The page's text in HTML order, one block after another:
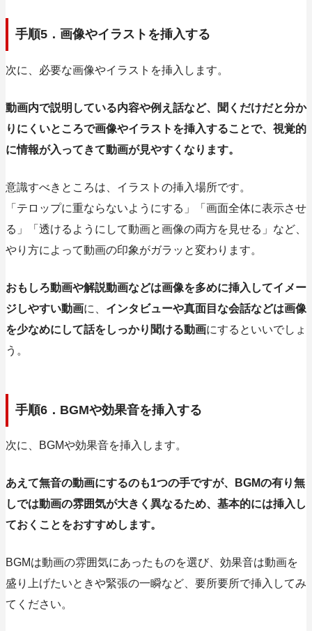
手順5．画像やイラストを挿入する
次に、必要な画像やイラストを挿入します。
動画内で説明している内容や例え話など、
聞くだけだと分か
りにくいところで画像やイラストを挿入することで、視覚的
に情報が入ってきて動画が見やすくなります。
意識すべきところは、イラストの挿入場所です。
「テロップに重ならないようにする」「画面全体に表示させ
る」「透けるようにして動画と画像の両方を見せる」など、
やり方によって動画の印象がガラッと変わります。
おもしろ動画や解説動画などは画像を多めに挿入してイメー
ジしやすい動画に、 インタビューや真面目な会話などは画像
を少なめにして話をしっかり聞ける動画にするといいでしょ
う。
手順6．BGMや効果音を挿入する
次に、BGMや効果音を挿入します。
あえて無音の動画にするのも1つの手ですが、
BGMの有り無
しでは動画の雰囲気が大きく異なるため、基本的には挿入し
ておくことをおすすめします。
BGMは動画の雰囲気にあったものを選び、効果音は動画を
盛り上げたいときや緊張の一瞬など、要所要所で挿入してみ
てください。